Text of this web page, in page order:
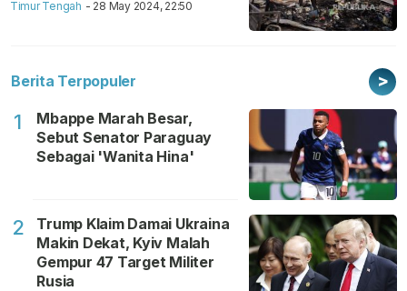
Timur Tengah - 28 May 2024, 22:50
Berita Terpopuler >
1
Mbappe Marah Besar,
Sebut Senator Paraguay
Sebagai 'Wanita Hina'
2
Trump Klaim Damai Ukraina
Makin Dekat, Kyiv Malah
Gempur 47 Target Militer
Rusia